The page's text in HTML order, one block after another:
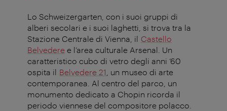
Lo Schweizergarten, con i suoi gruppi di
alberi secolari e i suoi laghetti, si trova tra la
Stazione Centrale di Vienna, il Castello
Belvedere e l’area culturale Arsenal. Un
caratteristico cubo di vetro degli anni ‘60
ospita il Belvedere 21 , un museo di arte
contemporanea. Al centro del parco, un
monumento dedicato a Chopin ricorda il
periodo viennese del compositore polacco.